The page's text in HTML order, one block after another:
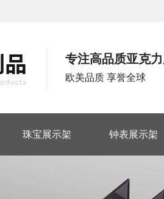
专注高品质亚克
欧美品质 享誉全球
珠宝展示架 钟表展示架